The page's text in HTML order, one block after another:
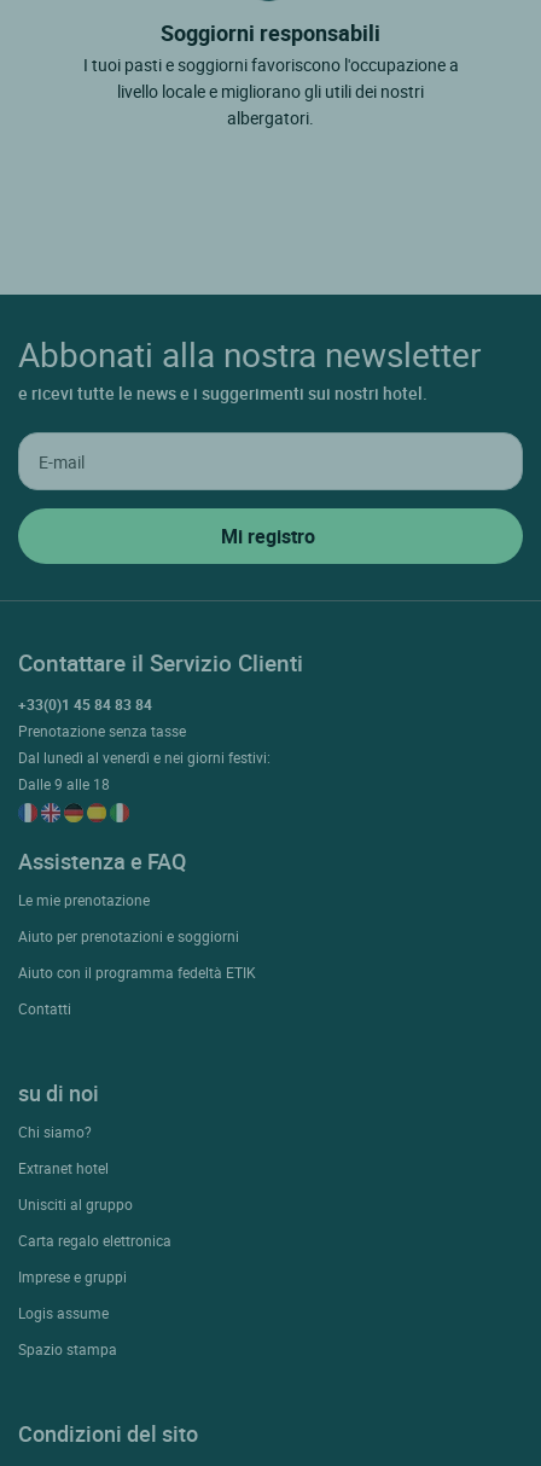
Soggiorni responsabili
I tuoi pasti e soggiorni favoriscono l'occupazione a
livello locale e migliorano gli utili dei nostri
albergatori.
Abbonati alla nostra newsletter
e ricevi tutte le news e i suggerimenti sui nostri hotel.
Contattare il Servizio Clienti
+33(0)1 45 84 83 84
Prenotazione senza tasse
Dal lunedì al venerdì e nei giorni festivi:
Dalle 9 alle 18
Assistenza e FAQ
Le mie prenotazione
Aiuto per prenotazioni e soggiorni
Aiuto con il programma fedeltà ETIK
Contatti
su di noi
Chi siamo?
Extranet hotel
Unisciti al gruppo
Carta regalo elettronica
Imprese e gruppi
Logis assume
Spazio stampa
Condizioni del sito